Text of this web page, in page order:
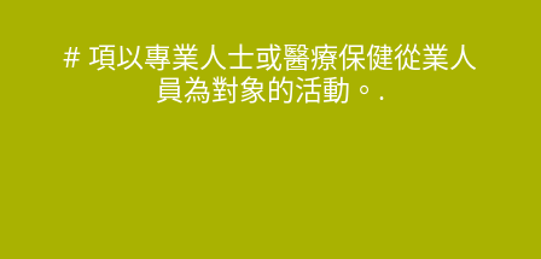
# 項以專業人士或醫療保健從業人
員為對象的活動。.